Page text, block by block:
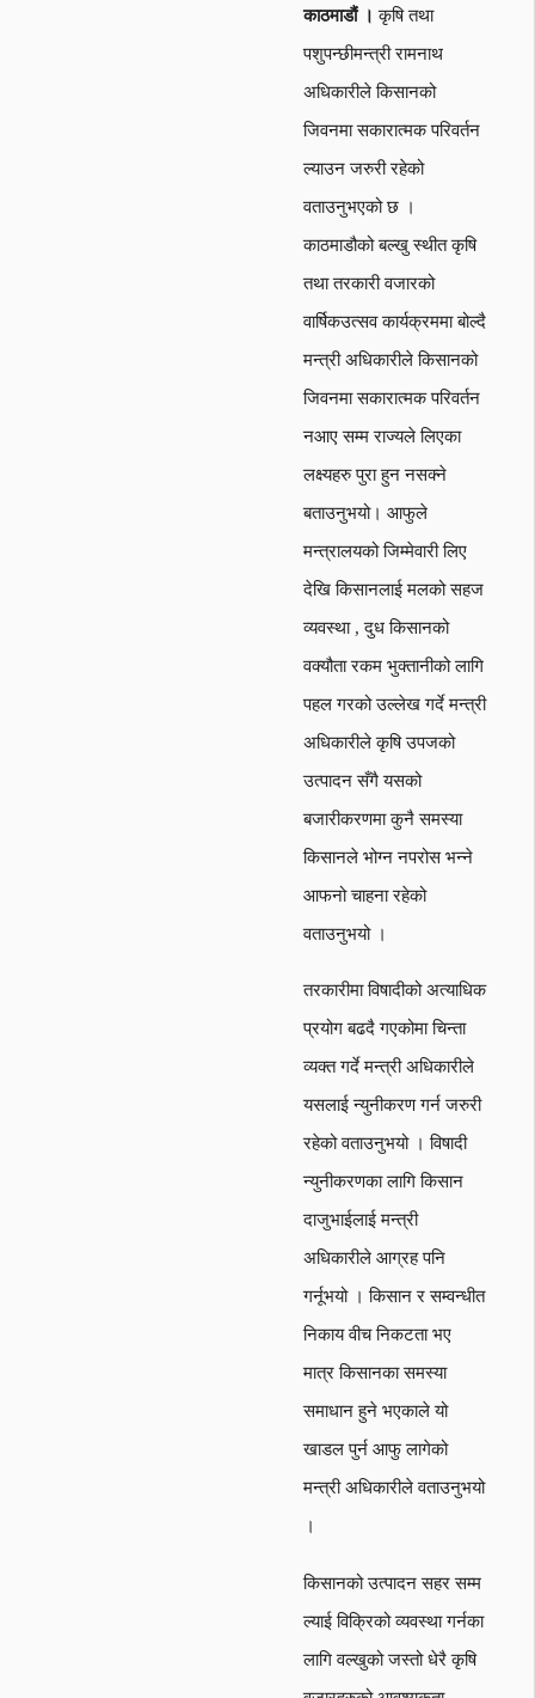
काठमाडौं । कृषि तथा
पशुपन्छीमन्त्री रामनाथ
अधिकारीले किसानको
जिवनमा सकारात्मक परिवर्तन
ल्याउन जरुरी रहेको
वताउनुभएको छ ।
काठमाडौको बल्खु स्थीत कृषि
तथा तरकारी वजारको
वार्षिकउत्सव कार्यक्रममा बोल्दै
मन्त्री अधिकारीले किसानको
जिवनमा सकारात्मक परिवर्तन
नआए सम्म राज्यले लिएका
लक्ष्यहरु पुरा हुन नसक्ने
बताउनुभयो। आफुले
मन्त्रालयको जिम्मेवारी लिए
देखि किसानलाई मलको सहज
व्यवस्था , दुध किसानको
वक्यौता रकम भुक्तानीको लागि
पहल गरको उल्लेख गर्दे मन्त्री
अधिकारीले कृषि उपजको
उत्पादन सँगै यसको
बजारीकरणमा कुनै समस्या
किसानले भोग्न नपरोस भन्ने
आफनो चाहना रहेको
वताउनुभयो ।
तरकारीमा विषादीको अत्याधिक
प्रयोग बढदै गएकोमा चिन्ता
व्यक्त गर्दे मन्त्री अधिकारीले
यसलाई न्युनीकरण गर्न जरुरी
रहेको वताउनुभयो । विषादी
न्युनीकरणका लागि किसान
दाजुभाईलाई मन्त्री
अधिकारीले आग्रह पनि
गर्नूभयो । किसान र सम्वन्धीत
निकाय वीच निकटता भए
मात्र किसानका समस्या
समाधान हुने भएकाले यो
खाडल पुर्न आफु लागेको
मन्त्री अधिकारीले वताउनुभयो
।
किसानको उत्पादन सहर सम्म
ल्याई विक्रिको व्यवस्था गर्नका
लागि वल्खुको जस्तो धेरै कृषि